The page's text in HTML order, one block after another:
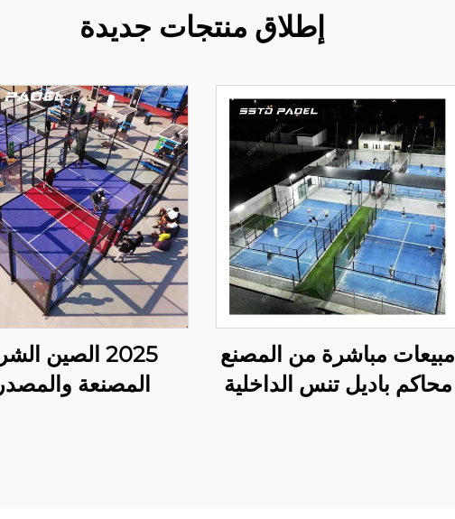
إطلاق منتجات جديدة
مبيعات مباشرة من المصنع
محاكم باديل تنس الداخلية
2025 الصين
المصنعة